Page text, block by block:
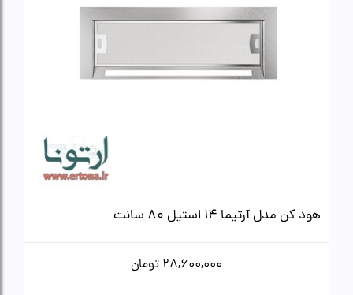
هود کن مدل آرتیما 14 استیل 80 سانت
28,600,000 تومان